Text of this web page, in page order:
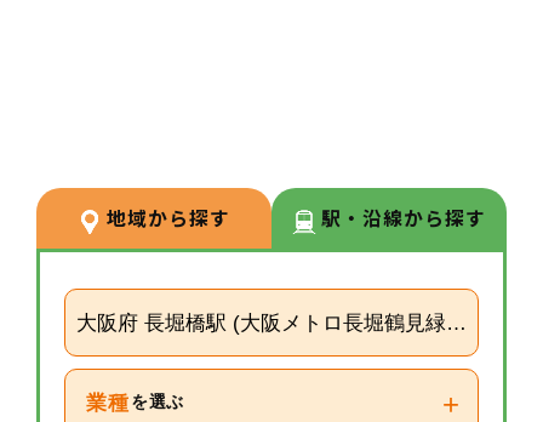
ーターや研修など＋αの業務チャ
レンジの可能性もございます。
地域から探す 駅・沿線から探す
大阪府 長堀橋駅 (大阪メトロ長堀鶴見緑地線)
業種 を選ぶ +